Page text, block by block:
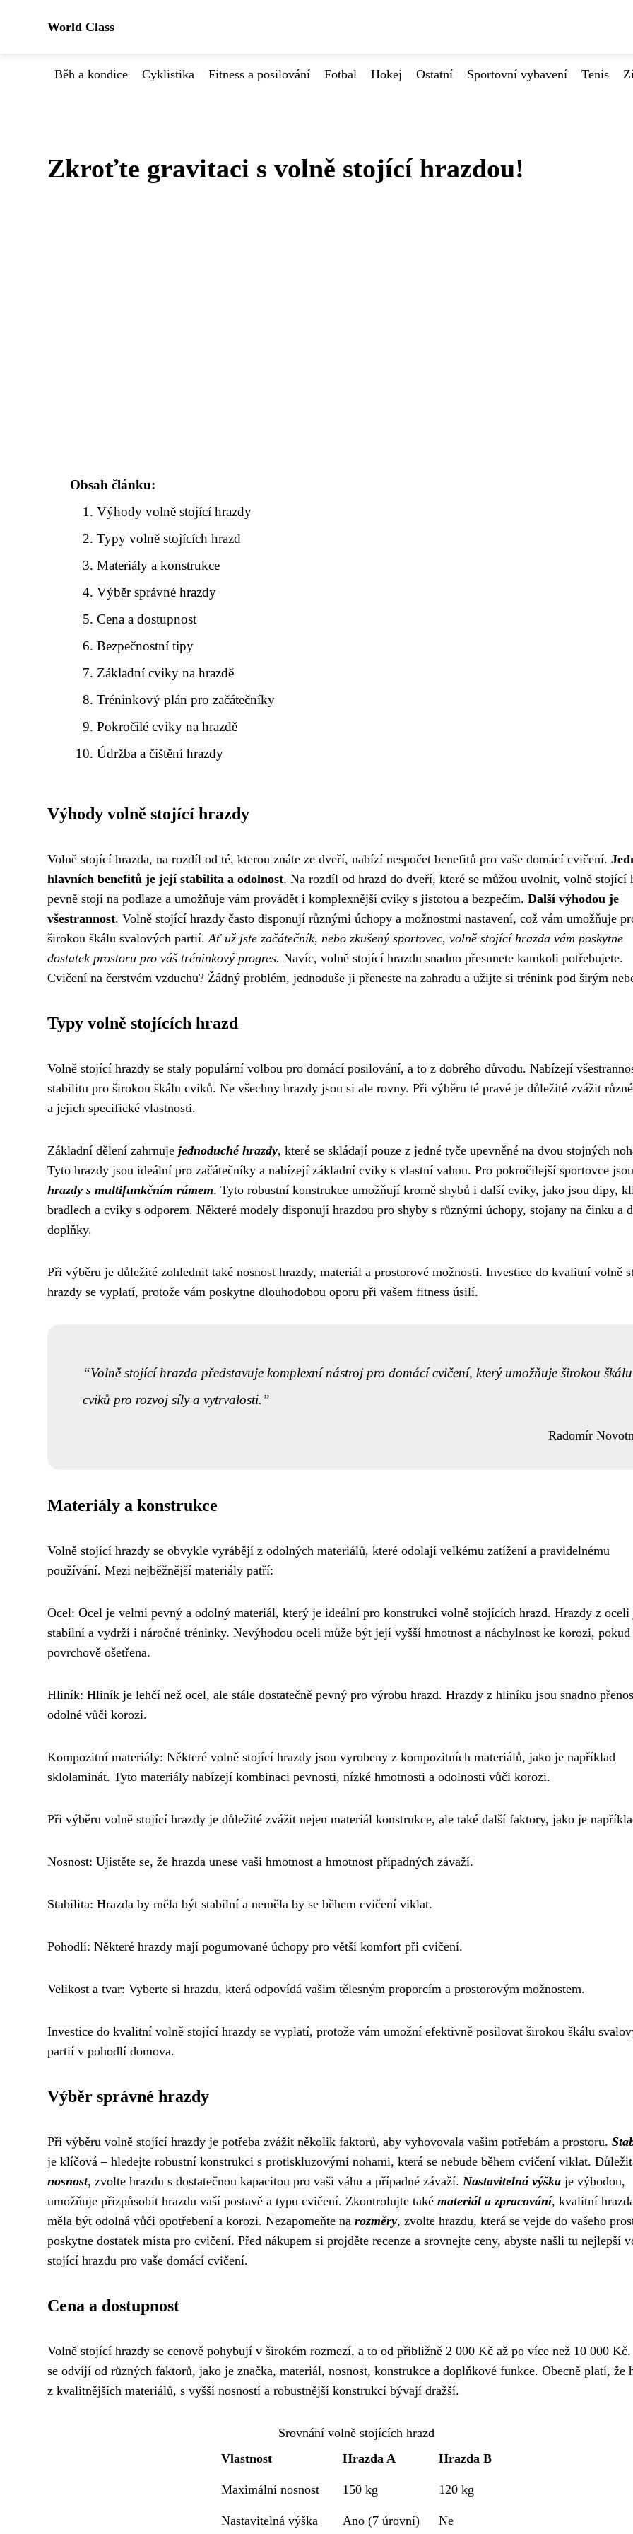
World Class
Běh a kondice Cyklistika Fitness a posilování Fotbal Hokej Ostatní Sportovní vybavení Tenis
Zkroťte gravitaci s volně stojící hrazdou!
Obsah článku:
Výhody volně stojící hrazdy
Typy volně stojících hrazd
Materiály a konstrukce
Výběr správné hrazdy
Cena a dostupnost
Bezpečnostní tipy
Základní cviky na hrazdě
Tréninkový plán pro začátečníky
Pokročilé cviky na hrazdě
Údržba a čištění hrazdy
Výhody volně stojící hrazdy
Volně stojící hrazda, na rozdíl od té, kterou znáte ze dveří, nabízí nespočet benefitů pro vaše domácí cvičení.
hlavních benefitů je její stabilita a odolnost. Na rozdíl od hrazd do dveří, které se můžou uvolnit, volně stojící
pevně stojí na podlaze a umožňuje vám provádět i komplexnější cviky s jistotou a bezpečím. Další výhodou je
všestrannost. Volně stojící hrazdy často disponují různými úchopy a možnostmi nastavení, což vám umožňuje
širokou škálu svalových partií.Ať už jste začátečník, nebo zkušený sportovec, volně stojící hrazda vám poskytne
dostatek prostoru pro váš tréninkový progres. Navíc, volně stojící hrazdu snadno přesunete kamkoli potřebujete.
Cvičení na čerstvém vzduchu? Žádný problém, jednoduše ji přeneste na zahradu a užijte si trénink pod širým
Typy volně stojících hrazd
Volně stojící hrazdy se staly populární volbou pro domácí posilování, a to z dobrého důvodu. Nabízejí
stabilitu pro širokou škálu cviků. Ne všechny hrazdy jsou si ale rovny. Při výběru té pravé je důležité zvážit
a jejich specifické vlastnosti.
Základní dělení zahrnuje jednoduché hrazdy, které se skládají pouze z jedné tyče upevněné na dvou stojných
Tyto hrazdy jsou ideální pro začátečníky a nabízejí základní cviky s vlastní vahou. Pro pokročilejší sportovce
hrazdy s multifunkčním rámem. Tyto robustní konstrukce umožňují kromě shybů i další cviky, jako jsou dipy,
bradlech a cviky s odporem. Některé modely disponují hrazdou pro shyby s různými úchopy, stojany na činku a
doplňky.
Při výběru je důležité zohlednit také nosnost hrazdy, materiál a prostorové možnosti. Investice do kvalitní volně
hrazdy se vyplatí, protože vám poskytne dlouhodobou oporu při vašem fitness úsilí.
Volně stojící hrazda představuje komplexní nástroj pro domácí cvičení, který umožňuje širokou škálu
cviků pro rozvoj síly a vytrvalosti.
Radomír
Materiály a konstrukce
Volně stojící hrazdy se obvykle vyrábějí z odolných materiálů, které odolají velkému zatížení a pravidelnému
používání. Mezi nejběžnější materiály patří:
Ocel: Ocel je velmi pevný a odolný materiál, který je ideální pro konstrukci volně stojících hrazd. Hrazdy z oceli
stabilní a vydrží i náročné tréninky. Nevýhodou oceli může být její vyšší hmotnost a náchylnost ke korozi, pokud
povrchově ošetřena.
Hliník: Hliník je lehčí než ocel, ale stále dostatečně pevný pro výrobu hrazd. Hrazdy z hliníku jsou snadno
odolné vůči korozi.
Kompozitní materiály: Některé volně stojící hrazdy jsou vyrobeny z kompozitních materiálů, jako je například
sklolaminát. Tyto materiály nabízejí kombinaci pevnosti, nízké hmotnosti a odolnosti vůči korozi.
Při výběru volně stojící hrazdy je důležité zvážit nejen materiál konstrukce, ale také další faktory, jako je
Nosnost: Ujistěte se, že hrazda unese vaši hmotnost a hmotnost případných závaží.
Stabilita: Hrazda by měla být stabilní a neměla by se během cvičení viklat.
Pohodlí: Některé hrazdy mají pogumované úchopy pro větší komfort při cvičení.
Velikost a tvar: Vyberte si hrazdu, která odpovídá vašim tělesným proporcím a prostorovým možnostem.
Investice do kvalitní volně stojící hrazdy se vyplatí, protože vám umožní efektivně posilovat širokou škálu
partií v pohodlí domova.
Výběr správné hrazdy
Při výběru volně stojící hrazdy je potřeba zvážit několik faktorů, aby vyhovovala vašim potřebám a prostoru.
je klíčová – hledejte robustní konstrukci s protiskluzovými nohami, která se nebude během cvičení viklat.
nosnost, zvolte hrazdu s dostatečnou kapacitou pro vaši váhu a případné závaží. Nastavitelná výška je výhodou,
umožňuje přizpůsobit hrazdu vaší postavě a typu cvičení. Zkontrolujte také materiál a zpracování, kvalitní
měla být odolná vůči opotřebení a korozi. Nezapomeňte na rozměry, zvolte hrazdu, která se vejde do vašeho
poskytne dostatek místa pro cvičení. Před nákupem si projděte recenze a srovnejte ceny, abyste našli tu nejlepší
stojící hrazdu pro vaše domácí cvičení.
Cena a dostupnost
Volně stojící hrazdy se cenově pohybují v širokém rozmezí, a to od přibližně 2 000 Kč až po více než 10 000 Kč.
se odvíjí od různých faktorů, jako je značka, materiál, nosnost, konstrukce a doplňkové funkce. Obecně platí, že
z kvalitnějších materiálů, s vyšší nosností a robustnější konstrukcí bývají dražší.
Srovnání volně stojících hrazd
Vlastnost
Hrazda A Hrazda B
Maximální nosnost 150 kg 120 kg
Nastavitelná výška Ano (7 úrovní) Ne